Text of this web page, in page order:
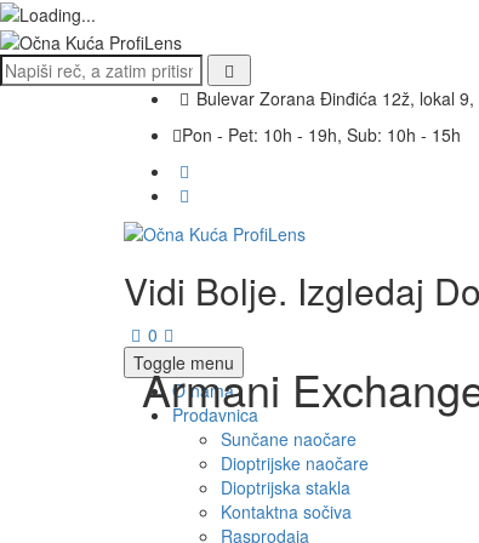
Bulevar Zorana Đinđića 12ž, lokal 9,
Pon - Pet: 10h - 19h, Sub: 10h - 15h
Vidi Bolje. Izgledaj
0
Toggle menu
O nama
Prodavnica
Sunčane naočare
Dioptrijske naočare
Dioptrijska stakla
Kontaktna sočiva
Rasprodaja
Armani